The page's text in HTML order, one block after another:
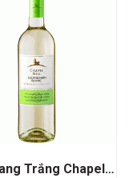
Rượu Vang Trắng Chapel Hill Sauvignon Blanc